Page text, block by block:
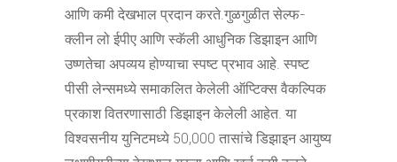
आणि कमी देखभाल प्रदान करते.गुळगुळीत सेल्फ-
क्लीन लो ईपीए आणि स्कॅली आधुनिक डिझाइन आणि
उष्णतेचा अपव्यय होण्याचा स्पष्ट प्रभाव आहे. स्पष्ट
पीसी लेन्समध्ये समाकलित केलेली ऑप्टिक्स वैकल्पिक
प्रकाश वितरणासाठी डिझाइन केलेली आहेत. या
विश्वसनीय युनिटमध्ये 50,000 तासांचे डिझाइन आयुष्य